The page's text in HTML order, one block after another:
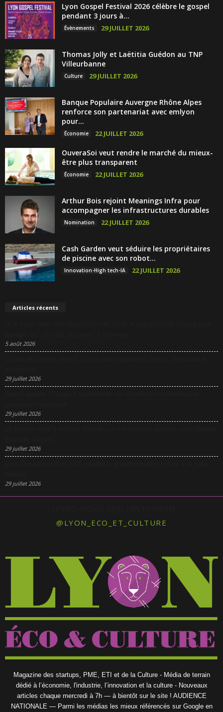
Lyon Gospel Festival 2026 célèbre le gospel
pendant 3 jours à...
Évènements 29 JUILLET 2026
Thomas Jolly et Laëtitia Guédon au TNP
Villeurbanne
Culture 29 JUILLET 2026
Banque Populaire Auvergne Rhône Alpes
renforce son partenariat avec emlyon
pour...
Économie 22 JUILLET 2026
OuveraSoi veut rendre le marché du mieux-
être plus transparent
Économie 22 JUILLET 2026
Arthur Bois rejoint Meanings Infra pour
accompagner les infrastructures durables
Nomination 22 JUILLET 2026
Cash Garden veut séduire les propriétaires
de piscine avec son robot...
Innovation-High tech-IA 22 JUILLET 2026
Articles récents
5 août 2026
29 juillet 2026
29 juillet 2026
29 juillet 2026
29 juillet 2026
@LYON_ECO_ET_CULTURE
Magazine des startups, PME, ETI et de la Culture - Média de terrain
dédié à l’économie, l'industrie, l’innovation et la culture - Nouveaux
articles chaque mercredi à 7h — à bientôt sur le site ! AUDIENCE
NATIONALE — Parmi les médias les mieux référencés sur Google en